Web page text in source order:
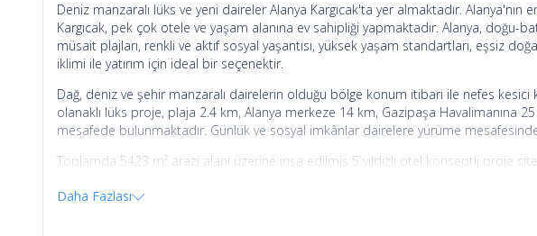
Deniz manzaralı lüks ve yeni daireler Alanya Kargıcak'ta yer almaktadır. Alanya'nın
Kargıcak, pek çok otele ve yaşam alanına ev sahipliği yapmaktadır. Alanya, doğu-
müsait plajları, renkli ve aktif sosyal yaşantısı, yüksek yaşam standartları, eşsiz
iklimi ile yatırım için ideal bir seçenektir.
Dağ, deniz ve şehir manzaralı dairelerin olduğu bölge konum itibari ile nefes kesici
olanaklı lüks proje, plaja 2.4 km, Alanya merkeze 14 km, Gazipaşa Havalimanına
mesafede bulunmaktadır. Günlük ve sosyal imkânlar dairelere yürüme
Toplamda 5423 m² arazi alanı üzerine inşa edilmiş 5 yıldızlı otel konseptli proje
oluşmaktadır.
Daha Fazlası